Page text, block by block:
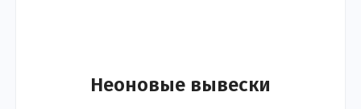
Неоновые вывески